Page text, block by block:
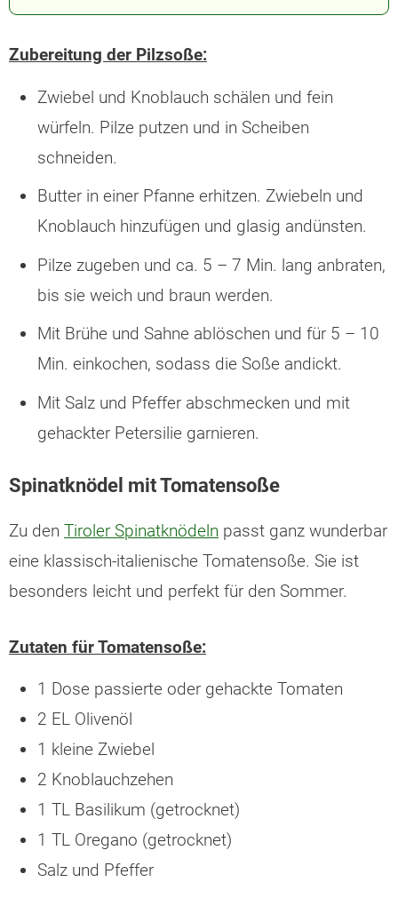
Zubereitung der Pilzsoße:
Zwiebel und Knoblauch schälen und fein
würfeln. Pilze putzen und in Scheiben
schneiden.
Butter in einer Pfanne erhitzen. Zwiebeln und
Knoblauch hinzufügen und glasig andünsten.
Pilze zugeben und ca. 5 – 7 Min. lang anbraten,
bis sie weich und braun werden.
Mit Brühe und Sahne ablöschen und für 5 – 10
Min. einkochen, sodass die Soße andickt.
Mit Salz und Pfeffer abschmecken und mit
gehackter Petersilie garnieren.
Spinatknödel mit Tomatensoße
Zu den Tiroler Spinatknödeln passt ganz wunderbar
eine klassisch-italienische Tomatensoße. Sie ist
besonders leicht und perfekt für den Sommer.
Zutaten für Tomatensoße:
1 Dose passierte oder gehackte Tomaten
2 EL Olivenöl
1 kleine Zwiebel
2 Knoblauchzehen
1 TL Basilikum (getrocknet)
1 TL Oregano (getrocknet)
Salz und Pfeffer